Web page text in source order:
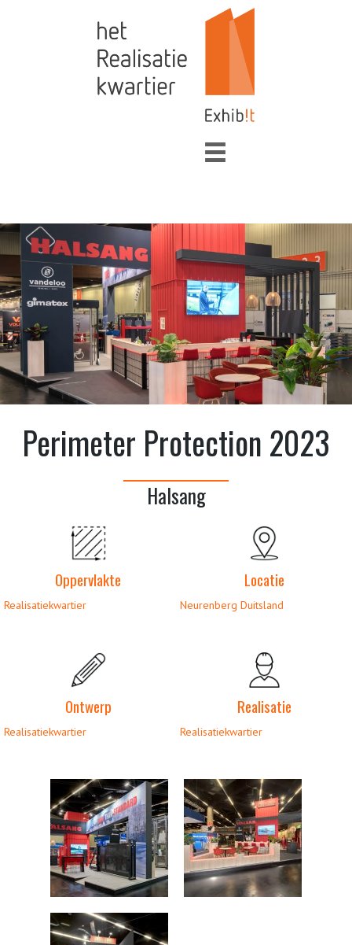
Perimeter Protection 2023
Halsang
Oppervlakte
Realisatiekwartier
Locatie
Neurenberg Duitsland
Ontwerp
Realisatiekwartier
Realisatie
Realisatiekwartier